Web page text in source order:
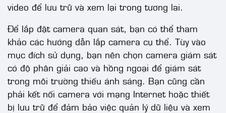
video để lưu trữ và xem lại trong tương lai.
Để lắp đặt camera quan sát, bạn có thể tham
khảo các hướng dẫn lắp camera cụ thể. Tùy vào
mục đích sử dụng, bạn nên chọn camera giám sát
có độ phân giải cao và hồng ngoại để giám sát
trong môi trường thiếu ánh sáng. Bạn cũng cần
phải kết nối camera với mạng Internet hoặc thiết
bị lưu trữ để đảm bảo việc quản lý dữ liệu và xem